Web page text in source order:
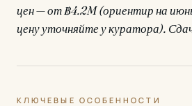
цен — от ฿4.2M (ориентир на
цену уточняйте у куратора).
КЛЮЧЕВЫЕ ОСОБЕННОСТИ